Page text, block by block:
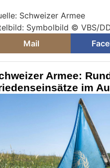
Schweizer Armee
Symbolbild © VBS/
Mail
Armee:
im